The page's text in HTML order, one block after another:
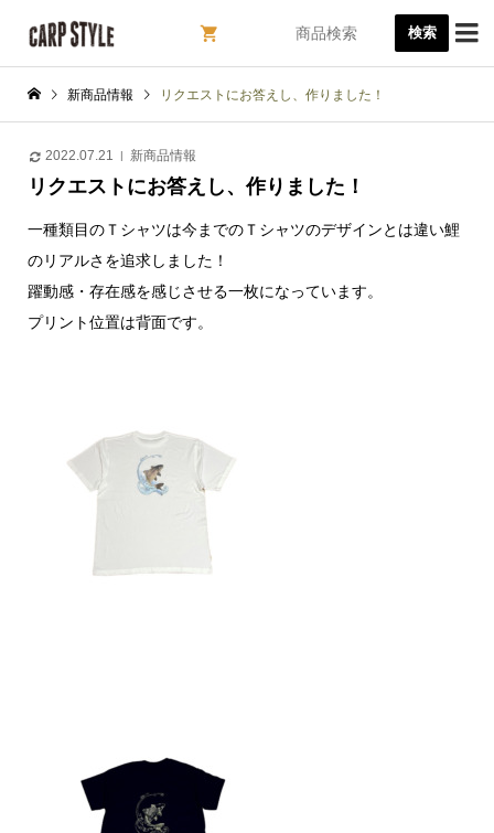
検索 
新商品情報 リクエストにお答えし、作りました！
2022.07.21 新商品情報
リクエストにお答えし、作りました！
一種類目のＴシャツは今までのＴシャツのデザインとは違い鯉
のリアルさを追求しました！
躍動感・存在感を感じさせる一枚になっています。
プリント位置は背面です。